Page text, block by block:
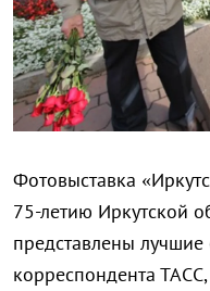
Фотовыставка
75-летию Иркутской
представлены
корреспондента